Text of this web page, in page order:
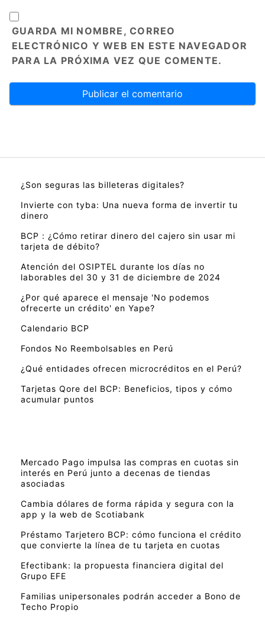
GUARDA MI NOMBRE, CORREO
ELECTRÓNICO Y WEB EN ESTE NAVEGADOR
PARA LA PRÓXIMA VEZ QUE COMENTE.
¿Son seguras las billeteras digitales?
Invierte con tyba: Una nueva forma de invertir tu
dinero
BCP : ¿Cómo retirar dinero del cajero sin usar mi
tarjeta de débito?
Atención del OSIPTEL durante los días no
laborables del 30 y 31 de diciembre de 2024
¿Por qué aparece el mensaje 'No podemos
ofrecerte un crédito' en Yape?
Calendario BCP
Fondos No Reembolsables en Perú
¿Qué entidades ofrecen microcréditos en el Perú?
Tarjetas Qore del BCP: Beneficios, tipos y cómo
acumular puntos
Mercado Pago impulsa las compras en cuotas sin
interés en Perú junto a decenas de tiendas
asociadas
Cambia dólares de forma rápida y segura con la
app y la web de Scotiabank
Préstamo Tarjetero BCP: cómo funciona el crédito
que convierte la línea de tu tarjeta en cuotas
Efectibank: la propuesta financiera digital del
Grupo EFE
Familias unipersonales podrán acceder a Bono de
Techo Propio